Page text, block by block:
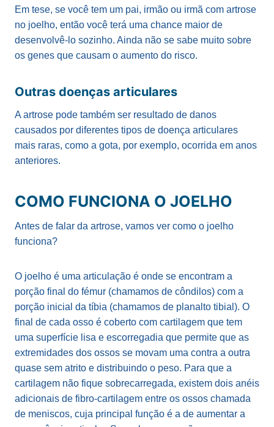
Em tese, se você tem um pai, irmão ou irmã com artrose
no joelho, então você terá uma chance maior de
desenvolvê-lo sozinho. Ainda não se sabe muito sobre
os genes que causam o aumento do risco.
Outras doenças articulares
A artrose pode também ser resultado de danos
causados por diferentes tipos de doença articulares
mais raras, como a gota, por exemplo, ocorrida em anos
anteriores.
COMO FUNCIONA O JOELHO
Antes de falar da artrose, vamos ver como o joelho
funciona?
O joelho é uma articulação é onde se encontram a
porção final do fémur (chamamos de côndilos) com a
porção inicial da tíbia (chamamos de planalto tibial). O
final de cada osso é coberto com cartilagem que tem
uma superfície lisa e escorregadia que permite que as
extremidades dos ossos se movam uma contra a outra
quase sem atrito e distribuindo o peso. Para que a
cartilagem não fique sobrecarregada, existem dois anéis
adicionais de fibro-cartilagem entre os ossos chamada
de meniscos, cuja principal função é a de aumentar a